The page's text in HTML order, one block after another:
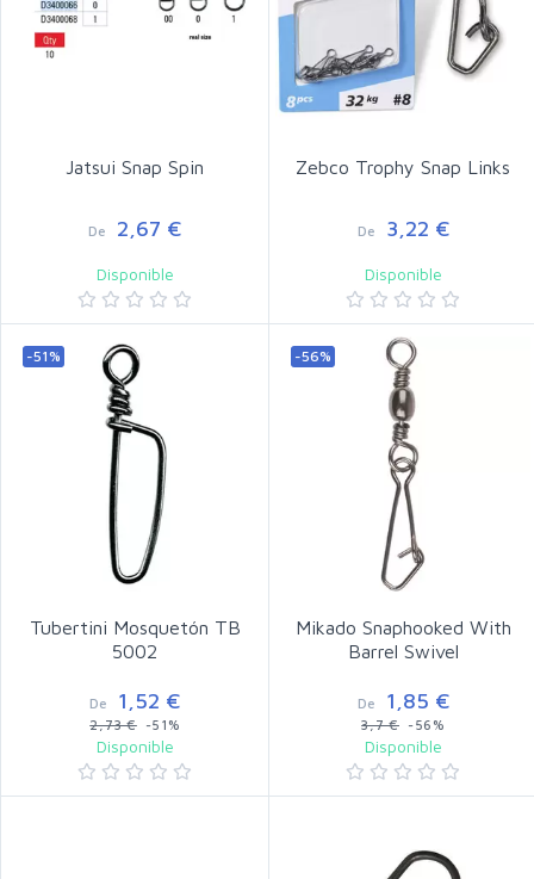
Jatsui Snap Spin
De 2,67 €
Disponible
Zebco Trophy Snap Links
De 3,22 €
Disponible
-51%
Tubertini Mosquetón TB
5002
De 1,52 €
2,73 €-51%
Disponible
-56%
Mikado Snaphooked With
Barrel Swivel
De 1,85 €
3,7 € -56%
Disponible